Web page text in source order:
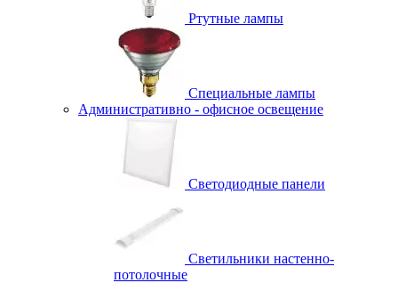
Ртутные лампы
Специальные лампы
Административно - офисное освещение
Светодиодные панели
Светильники настенно-
потолочные